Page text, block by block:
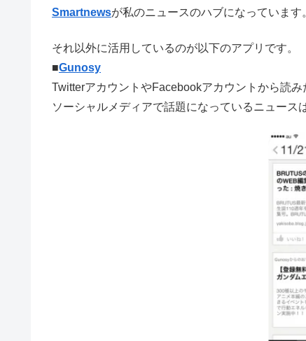
Smartnewsが私のニュースのハブになっています
それ以外に活用しているのが以下のアプリです。
■Gunosy
TwitterアカウントやFacebookアカウントから読
ソーシャルメディアで話題になっているニュース